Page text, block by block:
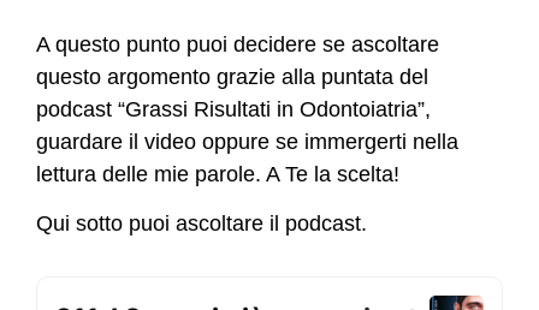
A questo punto puoi decidere se ascoltare
questo argomento grazie alla puntata del
podcast “Grassi Risultati in Odontoiatria”,
guardare il video oppure se immergerti nella
lettura delle mie parole. A Te la scelta!
Qui sotto puoi ascoltare il podcast.